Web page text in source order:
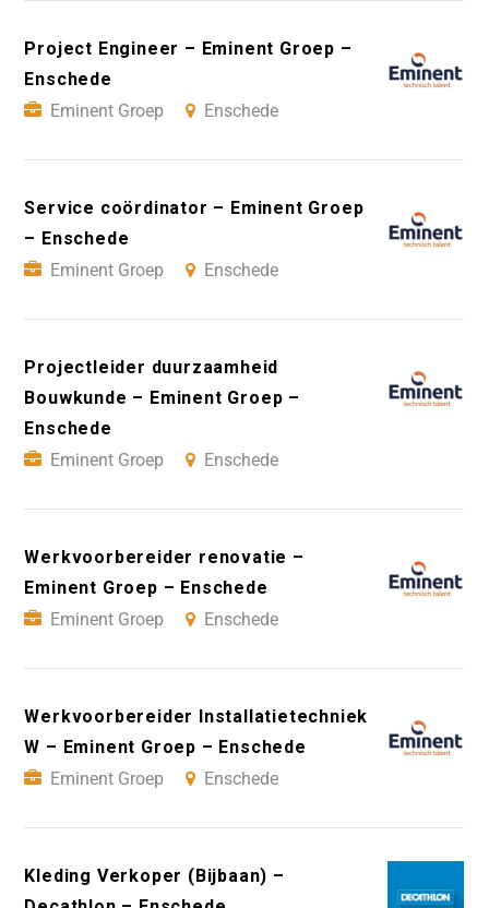
Project Engineer – Eminent Groep –
Enschede
Eminent Groep
Enschede
Service coördinator – Eminent Groep
– Enschede
Eminent Groep
Enschede
Projectleider duurzaamheid
Bouwkunde – Eminent Groep –
Enschede
Eminent Groep
Enschede
Werkvoorbereider renovatie –
Eminent Groep – Enschede
Eminent Groep
Enschede
Werkvoorbereider Installatietechniek
W – Eminent Groep – Enschede
Eminent Groep
Enschede
Kleding Verkoper (Bijbaan) –